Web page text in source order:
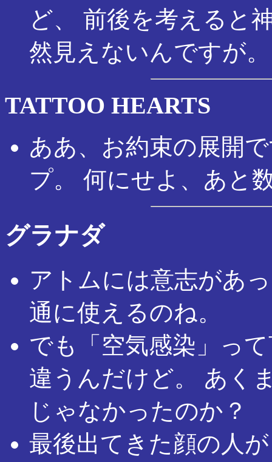
ど、 前後を考えると
然見えないんですが。
TATTOO HEARTS
ああ、お約束の展開
プ。 何にせよ、あと
グラナダ
アトムには意志があ
通に使えるのね。
でも「空気感染」っ
違うんだけど。 あく
じゃなかったのか？
最後出てきた顔の人